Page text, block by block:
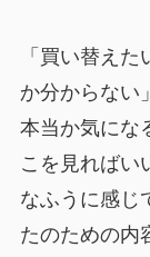
「買い替え
か分からない
本当か気にな
こを見ればい
なふうに感じ
たのための内